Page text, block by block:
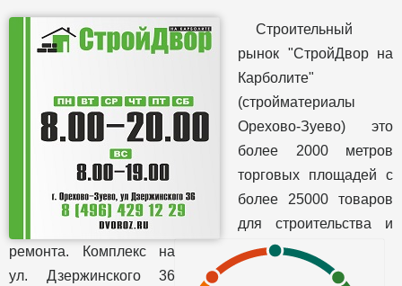
Строительный
рынок "СтройДвор на
Карболите"
(стройматериалы
Орехово-Зуево) это
более 2000 метров
торговых площадей с
более 25000 товаров
для строительства и
ремонта. Комплекс на
ул. Дзержинского 36